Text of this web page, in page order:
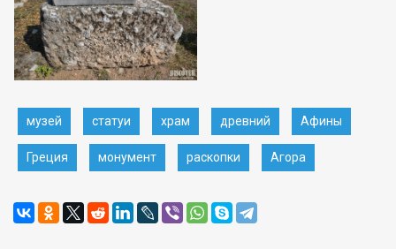
музей статуи храм древний Афины
Греция монумент раскопки Агора